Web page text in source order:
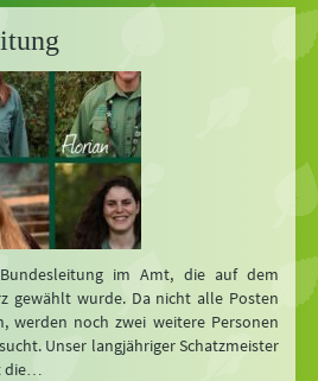
im Amt, die auf dem
gewählt wurde. Da nicht alle Posten
werden noch zwei weitere Personen
Unser langjähriger Schatzmeister
die…